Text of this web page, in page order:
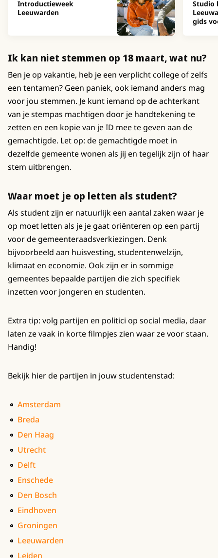
Introductieweek
Leeuwarden
Studio
gids
Ik kan niet stemmen op 18 maart, wat nu?
Ben je op vakantie, heb je een verplicht college of zelfs
een tentamen? Geen paniek, ook iemand anders mag
voor jou stemmen. Je kunt iemand op de achterkant
van je stempas machtigen door je handtekening te
zetten en een kopie van je ID mee te geven aan de
gemachtigde. Let op: de gemachtigde moet in
dezelfde gemeente wonen als jij en tegelijk zijn of haar
stem uitbrengen.
Waar moet je op letten als student?
Als student zijn er natuurlijk een aantal zaken waar je
op moet letten als je je gaat oriënteren op een partij
voor de gemeenteraadsverkiezingen. Denk
bijvoorbeeld aan huisvesting, studentenwelzijn,
klimaat en economie. Ook zijn er in sommige
gemeentes bepaalde partijen die zich specifiek
inzetten voor jongeren en studenten.
Extra tip: volg partijen en politici op social media, daar
laten ze vaak in korte filmpjes zien waar ze voor staan.
Handig!
Bekijk hier de partijen in jouw studentenstad:
Amsterdam
Breda
Den Haag
Utrecht
Delft
Enschede
Den Bosch
Eindhoven
Groningen
Leeuwarden
Leiden